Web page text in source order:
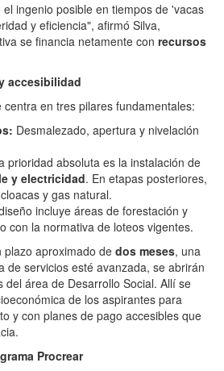
ingenio posible en tiempos de 'vacas
y eficiencia", afirmó Silva,
se financia netamente con recursos
accesibilidad
en tres pilares fundamentales:
Desmalezado, apertura y nivelación
prioridad absoluta es la instalación de
y electricidad. En etapas posteriores,
y gas natural.
incluye áreas de forestación y
con la normativa de loteos vigentes.
aproximado de dos meses, una
de servicios esté avanzada, se abrirán
del área de Desarrollo Social. Allí se
de los aspirantes para
y con planes de pago accesibles que
Procrear